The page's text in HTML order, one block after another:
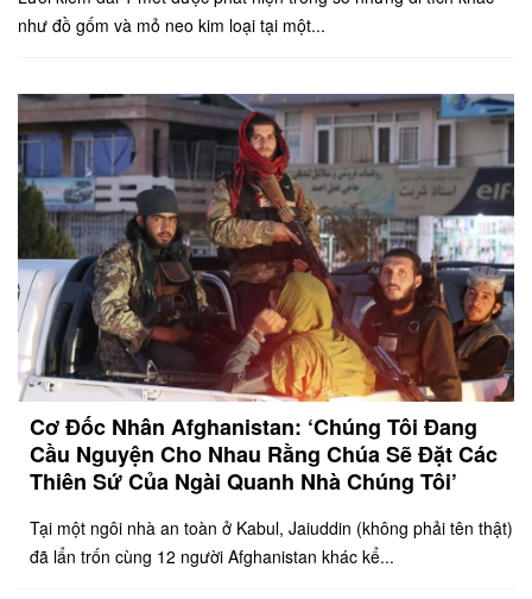
như đồ gốm và mỏ neo kim loại tại một...
Cơ Đốc Nhân Afghanistan: ‘Chúng Tôi Đang
Cầu Nguyện Cho Nhau Rằng Chúa Sẽ Đặt Các
Thiên Sứ Của Ngài Quanh Nhà Chúng Tôi’
Tại một ngôi nhà an toàn ở Kabul, Jaiuddin (không phải tên thật)
đã lẩn trốn cùng 12 người Afghanistan khác kể...